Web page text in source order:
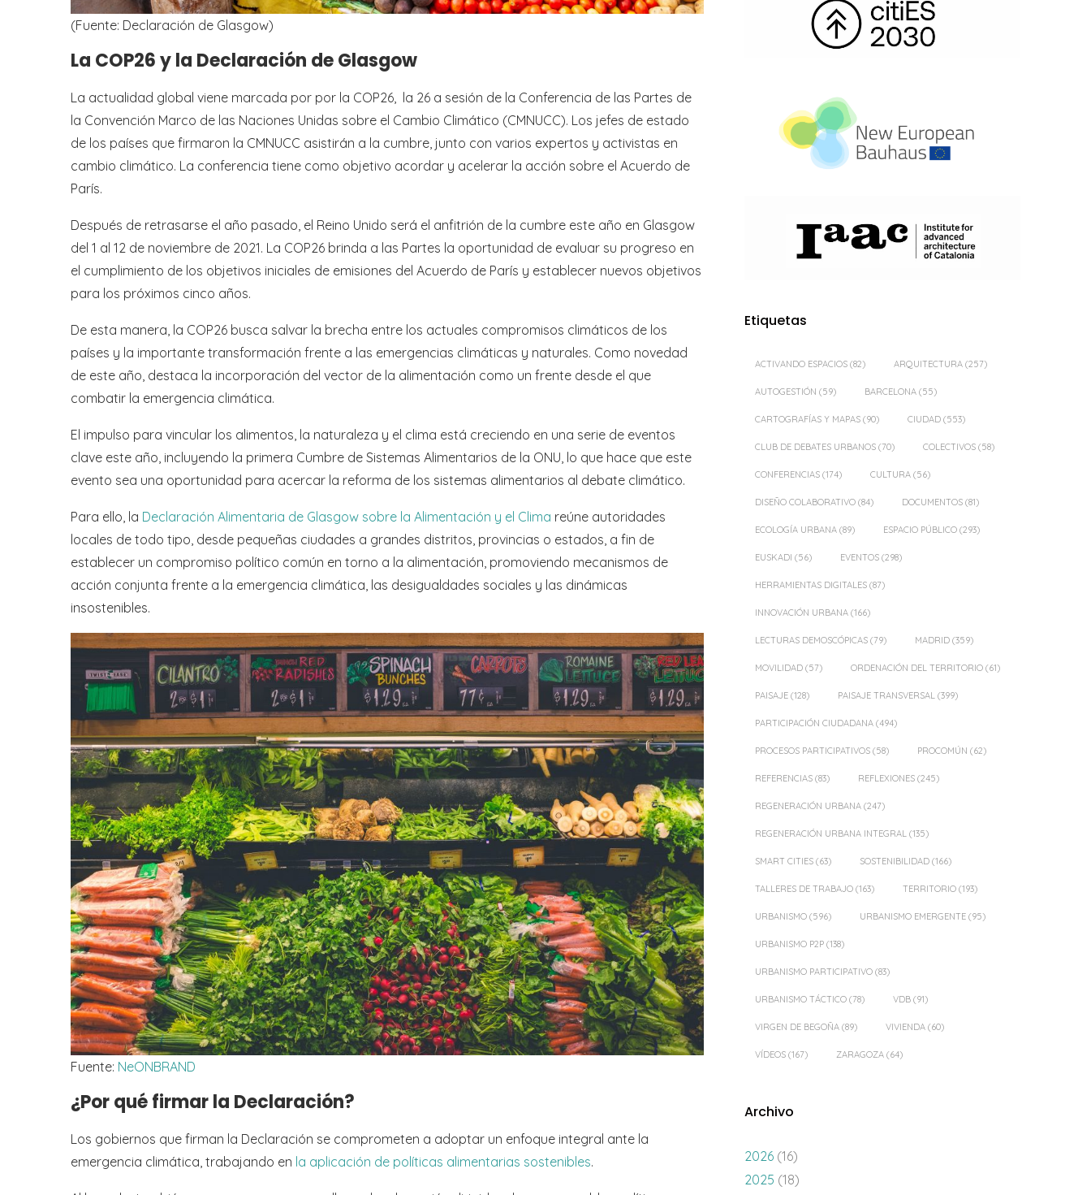
(Fuente: Declaración de Glasgow)
La COP26 y la Declaración de Glasgow
La actualidad global viene marcada por por la COP26, la 26 a sesión de la Conferencia de las Partes de
la Convención Marco de las Naciones Unidas sobre el Cambio Climático (CMNUCC). Los jefes de estado
de los países que firmaron la CMNUCC asistirán a la cumbre, junto con varios expertos y activistas en
cambio climático. La conferencia tiene como objetivo acordar y acelerar la acción sobre el Acuerdo de
París.
Después de retrasarse el año pasado, el Reino Unido será el anfitrión de la cumbre este año en Glasgow
del 1 al 12 de noviembre de 2021. La COP26 brinda a las Partes la oportunidad de evaluar su progreso en
el cumplimiento de los objetivos iniciales de emisiones del Acuerdo de París y establecer nuevos objetivos
para los próximos cinco años.
De esta manera, la COP26 busca salvar la brecha entre los actuales compromisos climáticos de los
países y la importante transformación frente a las emergencias climáticas y naturales. Como novedad
de este año, destaca la incorporación del vector de la alimentación como un frente desde el que
combatir la emergencia climática.
El impulso para vincular los alimentos, la naturaleza y el clima está creciendo en una serie de eventos
clave este año, incluyendo la primera Cumbre de Sistemas Alimentarios de la ONU, lo que hace que este
evento sea una oportunidad para acercar la reforma de los sistemas alimentarios al debate climático.
Para ello, la Declaración Alimentaria de Glasgow sobre la ​Alimentación y el Clima reúne autoridades
locales de todo tipo, desde pequeñas ciudades a grandes distritos, provincias o estados, a fin de
establecer un compromiso político común en torno a la alimentación, promoviendo mecanismos de
acción conjunta frente a la emergencia climática, las desigualdades sociales y las dinámicas
insostenibles.
Fuente: NeONBRAND
¿Por qué firmar la Declaración?
Los gobiernos que firman la Declaración se comprometen a adoptar un enfoque integral ante la
emergencia climática, trabajando en la aplicación de políticas alimentarias sostenibles.
Etiquetas
ACTIVANDO ESPACIOS (82) ARQUITECTURA (257)
AUTOGESTIÓN (59) BARCELONA (55)
CARTOGRAFÍAS Y MAPAS (90) CIUDAD (553)
CLUB DE DEBATES URBANOS (70) COLECTIVOS (58)
CONFERENCIAS (174) CULTURA (56)
DISEÑO COLABORATIVO (84) DOCUMENTOS (81)
ECOLOGÍA URBANA (89) ESPACIO PÚBLICO (293)
EUSKADI (56) EVENTOS (298)
HERRAMIENTAS DIGITALES (87)
INNOVACIÓN URBANA (166)
LECTURAS DEMOSCÓPICAS (79) MADRID (359)
MOVILIDAD (57) ORDENACIÓN DEL TERRITORIO (61)
PAISAJE (128) PAISAJE TRANSVERSAL (399)
PARTICIPACIÓN CIUDADANA (494)
PROCESOS PARTICIPATIVOS (58) PROCOMÚN (62)
REFERENCIAS (83) REFLEXIONES (245)
REGENERACIÓN URBANA (247)
REGENERACIÓN URBANA INTEGRAL (135)
SMART CITIES (63) SOSTENIBILIDAD (166)
TALLERES DE TRABAJO (163) TERRITORIO (193)
URBANISMO (596) URBANISMO EMERGENTE (95)
URBANISMO P2P (138)
URBANISMO PARTICIPATIVO (83)
URBANISMO TÁCTICO (78) VDB (91)
VIRGEN DE BEGOÑA (89) VIVIENDA (60)
VÍDEOS (167) ZARAGOZA (64)
Archivo
2026 (16)
2025 (18)